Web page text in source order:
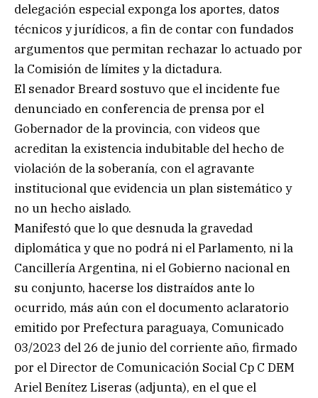
delegación especial exponga los aportes, datos
técnicos y jurídicos, a fin de contar con fundados
argumentos que permitan rechazar lo actuado por
la Comisión de límites y la dictadura.
El senador Breard sostuvo que el incidente fue
denunciado en conferencia de prensa por el
Gobernador de la provincia, con videos que
acreditan la existencia indubitable del hecho de
violación de la soberanía, con el agravante
institucional que evidencia un plan sistemático y
no un hecho aislado.
Manifestó que lo que desnuda la gravedad
diplomática y que no podrá ni el Parlamento, ni la
Cancillería Argentina, ni el Gobierno nacional en
su conjunto, hacerse los distraídos ante lo
ocurrido, más aún con el documento aclaratorio
emitido por Prefectura paraguaya, Comunicado
03/2023 del 26 de junio del corriente año, firmado
por el Director de Comunicación Social Cp C DEM
Ariel Benítez Liseras (adjunta), en el que el